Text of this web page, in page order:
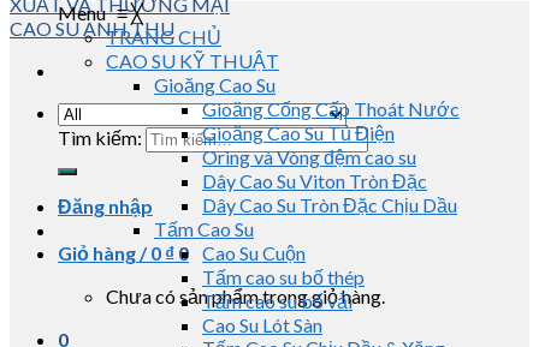
Tìm kiếm:
Đăng nhập
Giỏ hàng /0 ₫ 0
Chưa có sản phẩm trong giỏ hàng.
0
Menu≡╳
TRANG CHỦ
CAO SU KỸ THUẬT
Gioăng Cao Su
Gioăng Cống Cấp Thoát Nước
Gioăng Cao Su Tủ Điện
Oring và Vòng đệm cao su
Dây Cao Su Viton Tròn Đặc
Dây Cao Su Tròn Đặc Chịu Dầu
Tấm Cao Su
Cao Su Cuộn
Tấm cao su bố thép
Tấm cao su bố vải
Cao Su Lót Sàn